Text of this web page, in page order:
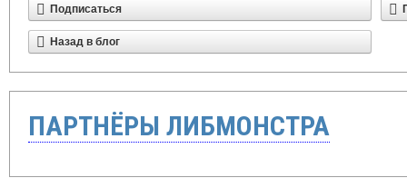
Подписаться
Назад в блог
ПАРТНЁРЫ ЛИБМОНСТРА